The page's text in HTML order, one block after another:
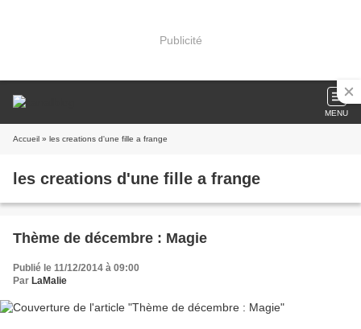
Publicité
MENU
Accueil » les creations d'une fille a frange
les creations d'une fille a frange
Thème de décembre : Magie
Publié le 11/12/2014 à 09:00
Par LaMalie